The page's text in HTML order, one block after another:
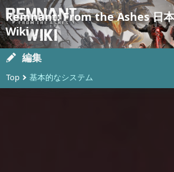
Remnant: From the Ashes 日
Wiki
編集
Top 基本的なシステム